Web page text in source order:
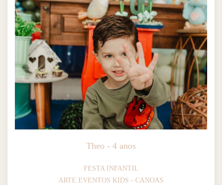
Theo - 4 anos
FESTA INFANTIL
ARTE EVENTOS KIDS - CANOAS